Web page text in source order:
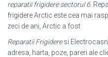
reparatii frigidere sectorul 6.
frigidere Arctic este cea mai
zeci de ani, Arctic a fost
Reparatii Frigideresi
adresa, harta, poze , pareri ale